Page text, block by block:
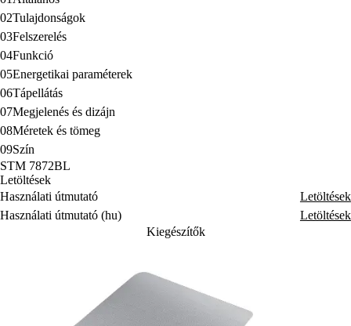
02Tulajdonságok
03Felszerelés
04Funkció
05Energetikai paraméterek
06Tápellátás
07Megjelenés és dizájn
08Méretek és tömeg
09Szín
STM 7872BL
Letöltések
Használati útmutató
Letöltések
Használati útmutató (hu)
Letöltések
Kiegészítők